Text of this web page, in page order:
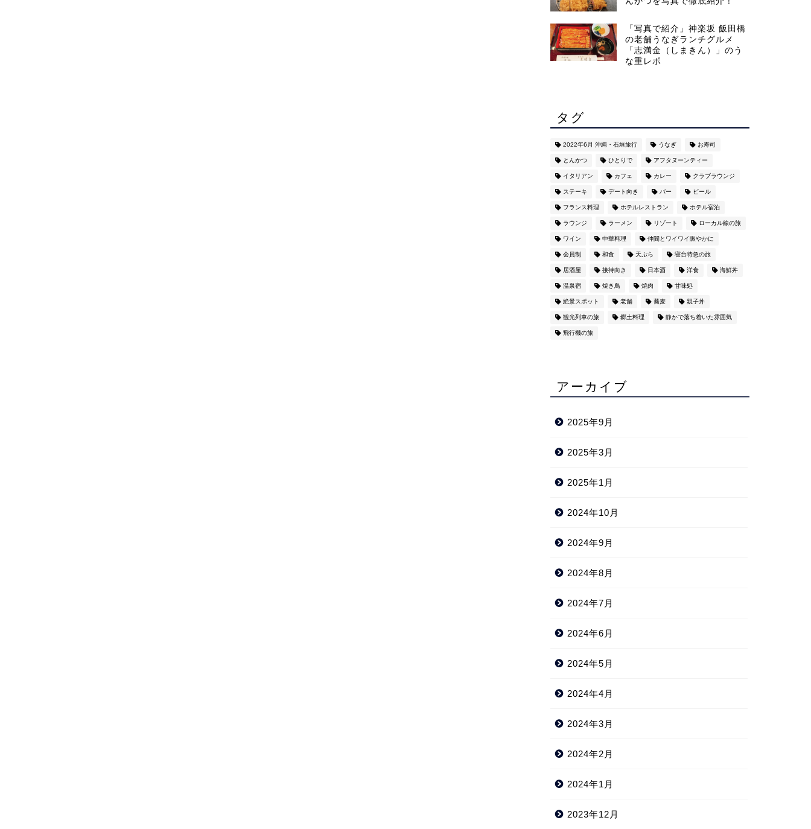
「写真で紹介」神楽坂 飯田橋
の老舗うなぎランチグルメ
「志満金（しまきん）」のう
な重レポ
タグ
2022年6月 沖縄・石垣旅行 うなぎ お寿司
とんかつ ひとりで アフタヌーンティー
イタリアン カフェ カレー クラブラウンジ
ステーキ デート向き バー ビール
フランス料理 ホテルレストラン ホテル宿泊
ラウンジ ラーメン リゾート ローカル線の旅
ワイン 中華料理 仲間とワイワイ賑やかに
会員制 和食 天ぷら 寝台特急の旅
居酒屋 接待向き 日本酒 洋食 海鮮丼
温泉宿 焼き鳥 焼肉 甘味処
絶景スポット 老舗 蕎麦 親子丼
観光列車の旅 郷土料理 静かで落ち着いた雰囲気
飛行機の旅
アーカイブ
2025年9月
2025年3月
2025年1月
2024年10月
2024年9月
2024年8月
2024年7月
2024年6月
2024年5月
2024年4月
2024年3月
2024年2月
2024年1月
2023年12月